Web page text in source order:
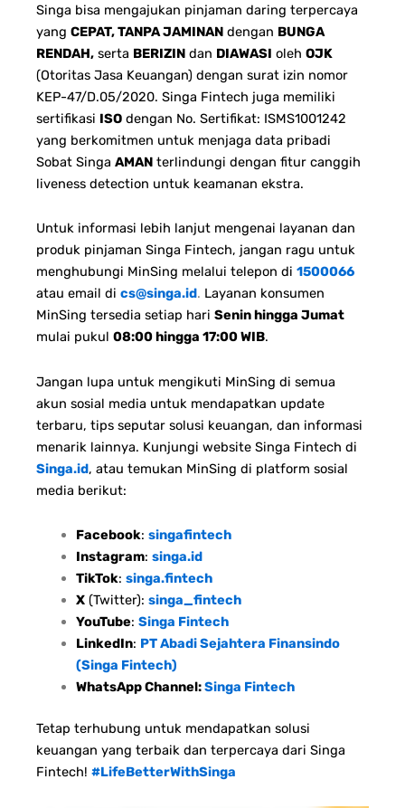
Singa bisa mengajukan pinjaman daring terpercaya
yang CEPAT, TANPA JAMINAN dengan BUNGA
RENDAH, serta BERIZIN dan DIAWASI oleh OJK
(Otoritas Jasa Keuangan) dengan surat izin nomor
KEP-47/D.05/2020. Singa Fintech juga memiliki
sertifikasi ISO dengan No. Sertifikat: ISMS1001242
yang berkomitmen untuk menjaga data pribadi
Sobat Singa AMAN terlindungi dengan fitur canggih
liveness detection untuk keamanan ekstra.
Untuk informasi lebih lanjut mengenai layanan dan
produk pinjaman Singa Fintech, jangan ragu untuk
menghubungi MinSing melalui telepon di 1500066
atau email di cs@singa.id. Layanan konsumen
MinSing tersedia setiap hari Senin hingga Jumat
mulai pukul 08:00 hingga 17:00 WIB.
Jangan lupa untuk mengikuti MinSing di semua
akun sosial media untuk mendapatkan update
terbaru, tips seputar solusi keuangan, dan informasi
menarik lainnya. Kunjungi website Singa Fintech di
Singa.id, atau temukan MinSing di platform sosial
media berikut:
Facebook: singafintech
Instagram: singa.id
TikTok: singa.fintech
X(Twitter): singa_fintech
YouTube: Singa Fintech
LinkedIn: PT Abadi Sejahtera Finansindo
(Singa Fintech)
WhatsApp Channel:Singa Fintech
Tetap terhubung untuk mendapatkan solusi
keuangan yang terbaik dan terpercaya dari Singa
Fintech! #LifeBetterWithSinga